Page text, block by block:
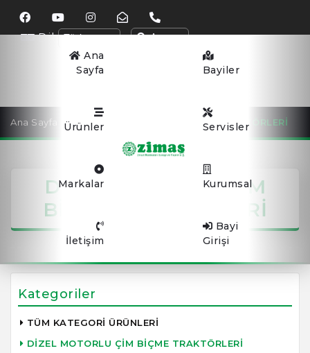
Dil
Arama
Ana
Sayfa
Ürünler
Markalar
İletişim
Bayiler
Servisler
Kurumsal
Bayi
Girişi
Ana Sayfa DİZEL MOTORLU ÇİM BİÇME TRAKTÖRLERİ
DİZEL MOTORLU ÇİM
BİÇME TRAKTÖRLERİ
Kategoriler
TÜM KATEGORİ ÜRÜNLERİ
DİZEL MOTORLU ÇİM BİÇME TRAKTÖRLERİ